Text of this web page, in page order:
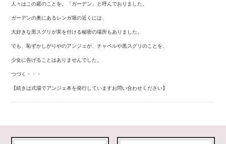
人々はこの庭のことを、「ガーデン」と呼んでおりました。
ガーデンの奥にあるレンガ堀の近くには、
大好きな黒スグリが実を付ける秘密の場所もありました。
でも、恥ずかしがりやのアンジェが、チャペルや黒スグリのことを、
少女に告げることはありませんでした。
つづく・・・
【続きは式場でアンジェ本を発行していますお問い合わせください】